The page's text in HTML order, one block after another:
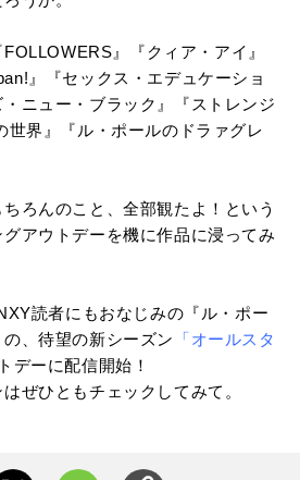
』『クィア・アイ』
』『セックス・エデュケーショ
ニュー・ブラック』『ストレンジ
世界』『ル・ポールのドラァグレ
ろんのこと、全部観たよ！という
アウトデーを機に作品に浸ってみ
読者にもおなじみの『ル・ポー
、待望の新シーズン
「オールスタ
デーに配信開始！
ぜひともチェックしてみて。